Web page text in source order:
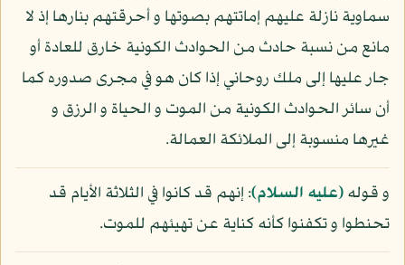
سماوية نازلة عليهم إماتتهم بصوتها و أحرقتهم بنارها إذ لا
مانع من نسبة حادث من الحوادث الكونية خارق للعادة أو
جار عليها إلى ملك روحاني إذا كان هو في مجرى صدوره كما
أن سائر الحوادث الكونية من الموت و الحياة و الرزق و
غيرها منسوبة إلى الملائكة العمالة.
و قوله(عليه السلام): إنهم قد كانوا في الثلاثة الأيام قد
تحنطوا و تكفنوا كأنه كناية عن تهيئهم للموت.